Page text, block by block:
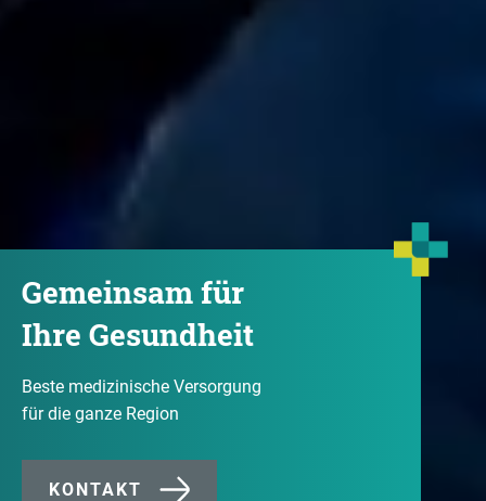
Gemeinsam für
Ihre Gesundheit
Beste medizinische Versorgung
für die ganze Region
KONTAKT
Gemeinsam für
Ihre Gesundheit
Gemeinsam für
Ihre Gesundheit
Komm in unser Team
Komm in unser Team